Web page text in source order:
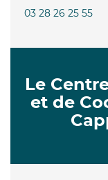
03 28 26 25 55
Le
et de